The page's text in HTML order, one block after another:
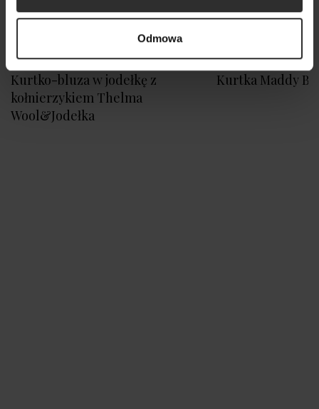
Odmowa
Kurtko-bluza w jodełkę z
kołnierzykiem Thelma
Wool&Jodełka
Kurtka Maddy